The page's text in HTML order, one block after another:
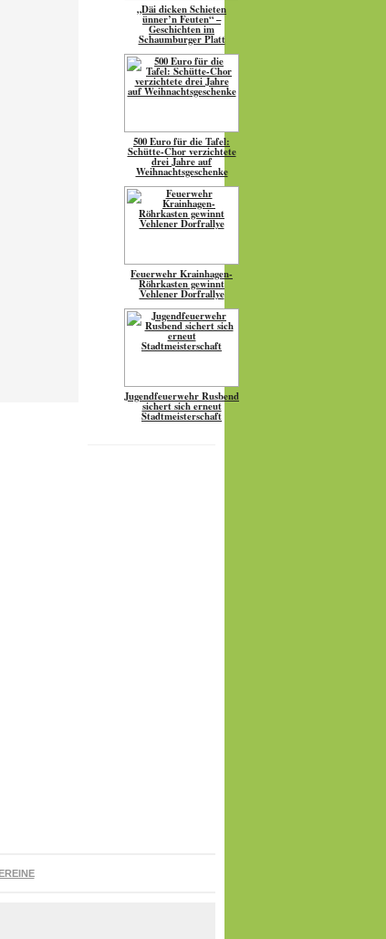
„Däi dicken Schieten
ünner’n Feuten“ –
Geschichten im
Schaumburger Platt
500 Euro für die Tafel:
Schütte-Chor verzichtete
drei Jahre auf
Weihnachtsgeschenke
Feuerwehr Krainhagen-
Röhrkasten gewinnt
Vehlener Dorfrallye
Jugendfeuerwehr Rusbend
sichert sich erneut
Stadtmeisterschaft